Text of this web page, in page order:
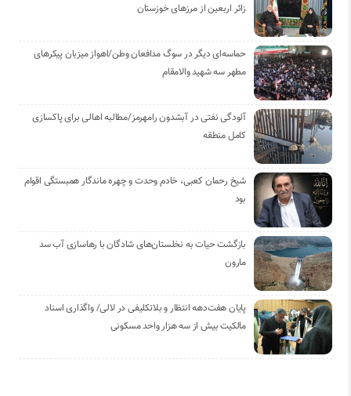
زائر اربعین از مرزهای خوزستان
حماسه‌ای دیگر در سوگ مدافعان وطن/اهواز میزبان پیکرهای
مطهر سه شهید والامقام
آلودگی نفتی در آبشدون رامهرمز/مطالبه اهالی برای پاکسازی
کامل منطقه
شیخ رحمان کعبی، خادم وحدت و چهره ماندگار همبستگی اقوام
بود
بازگشت حیات به نخلستان‌های شادگان با رهاسازی آب سد
مارون
پایان هفت‌دهه انتظار و بلاتکلیفی در لالی/ واگذاری اسناد
مالکیت بیش از سه هزار واحد مسکونی